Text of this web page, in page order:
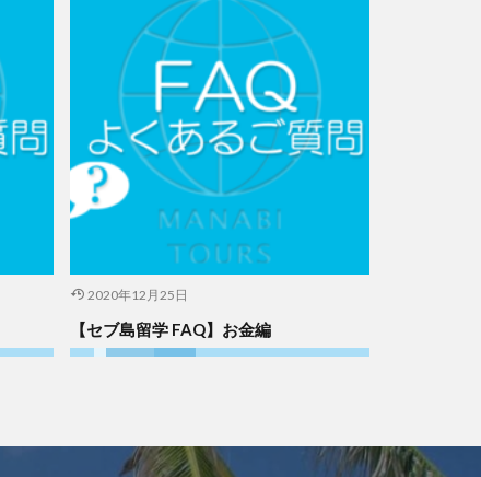
2020年12月25日
【セブ島留学 FAQ】お金編